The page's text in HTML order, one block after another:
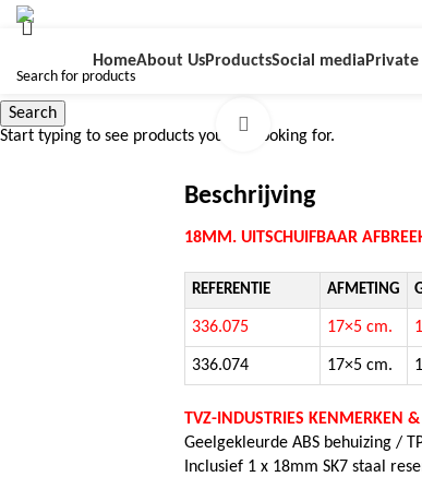
HomeAbout UsProductsSocial media Private
Beschrijving
18MM. UITSCHUIFBAAR
REFERENTIE AFMETING
336.075 17×5 cm.
336.074 17×5 cm.
TVZ-INDUSTRIES KENMERKEN &
Geelgekleurde ABS behuizing /
Inclusief 1 x 18mm SK7 staal
Search
Start typing to see products you are looking for.